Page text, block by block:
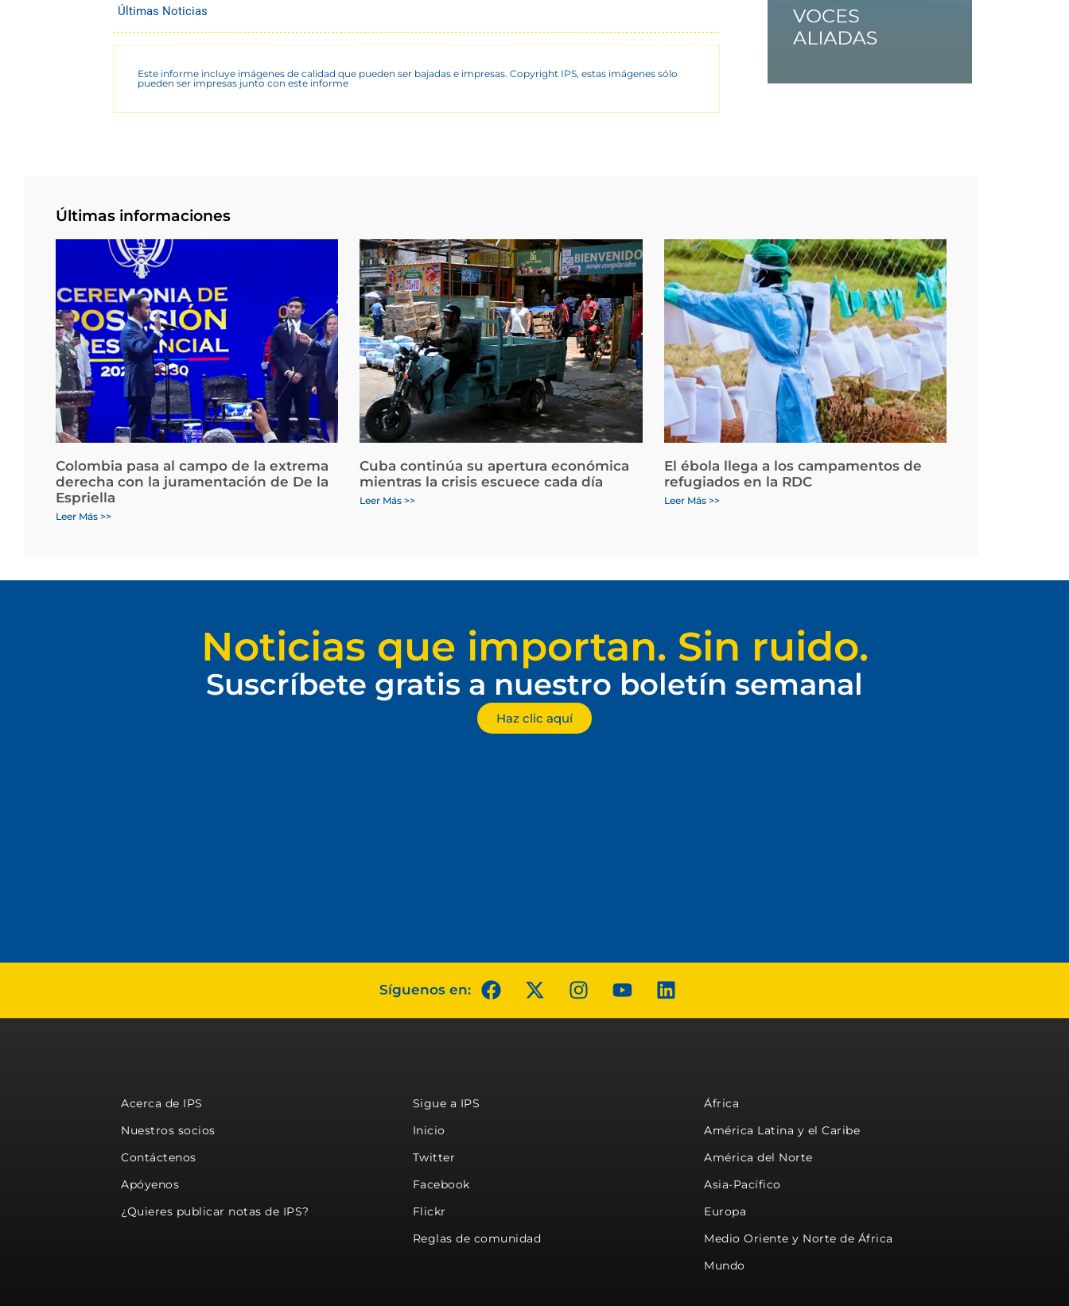
Últimas Noticias
Este informe incluye imágenes de calidad que pueden ser bajadas e impresas. Copyright IPS, estas imágenes sólo
pueden ser impresas junto con este informe
Últimas informaciones
Colombia pasa al campo de la extrema
derecha con la juramentación de De la
Espriella
Leer Más >>
Cuba continúa su apertura económica
mientras la crisis escuece cada día
Leer Más >>
El ébola llega a los campamentos de
refugiados en la RDC
Leer Más >>
Noticias que importan. Sin ruido.
Suscríbete gratis a nuestro boletín semanal
Haz clic aquí
Síguenos en:
Acerca de IPS
Nuestros socios
Contáctenos
Apóyenos
¿Quieres publicar notas de IPS?
Sigue a IPS
Inicio
Twitter
Facebook
Flickr
Reglas de comunidad
África
América Latina y el Caribe
América del Norte
Asia-Pacífico
Europa
Medio Oriente y Norte de África
Mundo